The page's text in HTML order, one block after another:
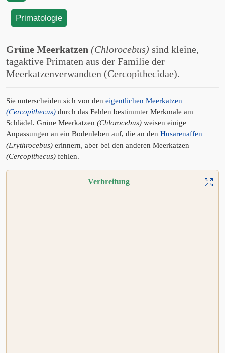
Primatologie
Grüne Meerkatzen (Chlorocebus) sind kleine,
tagaktive Primaten aus der Familie der
Meerkatzenverwandten (Cercopithecidae).
Sie unterscheiden sich von den eigentlichen Meerkatzen
(Cercopithecus) durch das Fehlen bestimmter Merkmale am
Schlädel. Grüne Meerkatzen (Chlorocebus) weisen einige
Anpassungen an ein Bodenleben auf, die an den Husarenaffen
(Erythrocebus) erinnern, aber bei den anderen Meerkatzen
(Cercopithecus) fehlen.
Verbreitung